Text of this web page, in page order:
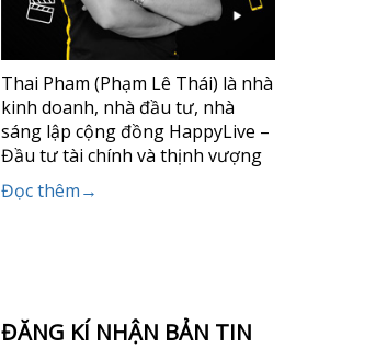
Thai Pham (Phạm Lê Thái) là nhà
kinh doanh, nhà đầu tư, nhà
sáng lập cộng đồng HappyLive –
Đầu tư tài chính và thịnh vượng
Đọc thêm→
ĐĂNG KÍ NHẬN BẢN TIN